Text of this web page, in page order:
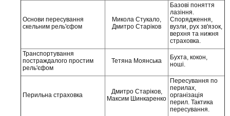
Основи пересування
скельним рель'єфом
Микола Стукало,
Дмитро Старіков
Базові поняття
лазіння.
Спорядження,
вузли, рух зв'язок,
верхня та нижня
страховка.
Транспортування
постраждалого простим
рель'єфом
Тетяна Моянська
Бухта, кокон,
ноші.
Перильна страховка
Дмитро Старіков,
Максим Шинкаренко
Пересування по
перилах,
організація
перил. Тактика
пересування.